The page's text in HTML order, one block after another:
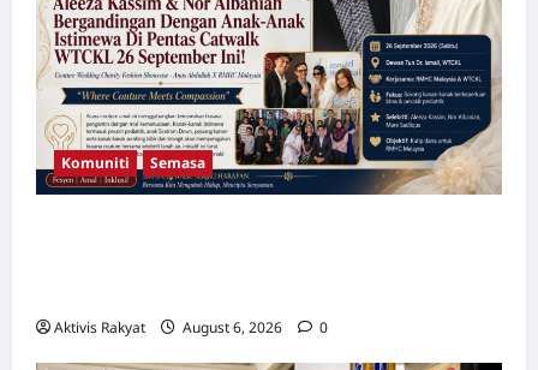
Komuniti Semasa
Aktivis Rakyat August 6, 2026 0